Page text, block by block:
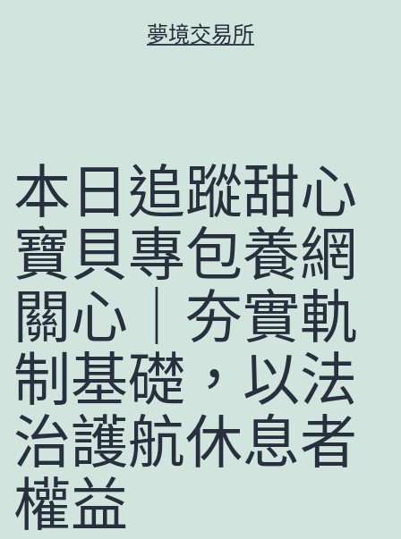
夢境交易所
本日追蹤甜心
寶貝專包養網
關心｜夯實軌
制基礎，以法
治護航休息者
權益